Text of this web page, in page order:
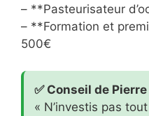
– **Pasteurisateur
– **Formation et
500€
✅ Conseil de Pierre
« N’investis pas